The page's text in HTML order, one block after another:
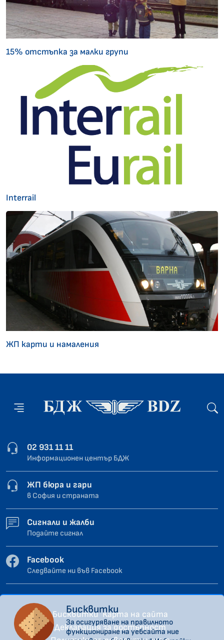
15% отстъпка за малки групи
Interrail
ЖП карти и намаления
02 931 11 11
Информационен център БДЖ
ЖП бюра и гари
в София и страната
Сигнали и жалби
Подайте сигнал
Facebook
Следвайте ни във Facebook
Бисквитки Карта на сайта
Декларация за достъпност
Бисквитки
За осигуряване на правилното
функциониране на уебсайта ние